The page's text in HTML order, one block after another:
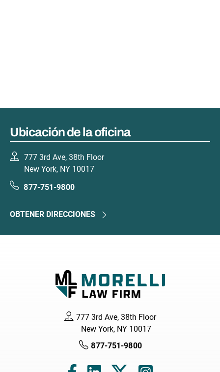
Ubicación de la oficina
777 3rd Ave, 38th Floor
New York, NY 10017
877-751-9800
OBTENER DIRECCIONES
777 3rd Ave, 38th Floor
New York, NY 10017
877-751-9800